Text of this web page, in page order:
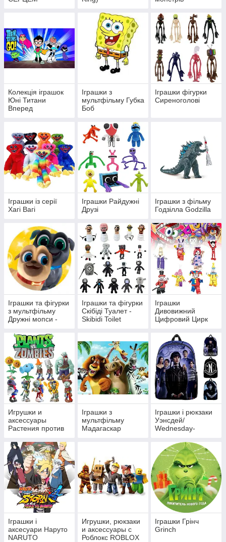
Колекція іграшок
Юні Титани
Вперед
Іграшки з
мультфільму Губка
Боб
Іграшки фігурки
Сиреноголові
Іграшки із серії
Хагі Вагі
Іграшки Райдужні
Друзі
Іграшки з фільму
Годзілла Godzilla
Іграшки та фігурки
з мультфільму
Дружні мопси -
Іграшки та фігурки
Скібіді Туалет -
Skibidi Toilet
Іграшки
Дивовижний
Цифровий Цирк
Игрушки и
аксессуары
Растения против
Zombies
Іграшки з
мультфільму
Мадагаскар
Іграшки і рюкзаки
Уэнсдей/
Wednesday-
Іграшки і
аксесуари Наруто
NARUTO
Игрушки, рюкзаки
и аксессуары с
Роблокс ROBLOX
Іграшки Грінч
Grinch